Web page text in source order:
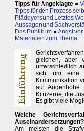
Tipps für Angeklagte ●
Tipps für den Prozess
Plädoyers und Letztes
Aussagen und
Das Publikum ●Angst
Materialien zum Thema
gleichen, aber
unterschiedlich
sich um eine
Kommunikation
auf
Konzerne, die
Es gibt viele
Welche
Auseinandersetzungen?
Am meisten die